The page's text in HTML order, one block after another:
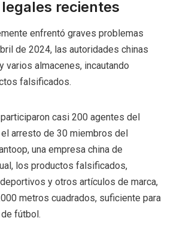
recientes
enfrentó graves problemas
de 2024, las autoridades chinas
varios almacenes, incautando
falsificados.
casi 200 agentes del
arresto de 30 miembros del
una empresa china de
los productos falsificados,
y otros artículos de marca,
metros cuadrados, suficiente para
fútbol.